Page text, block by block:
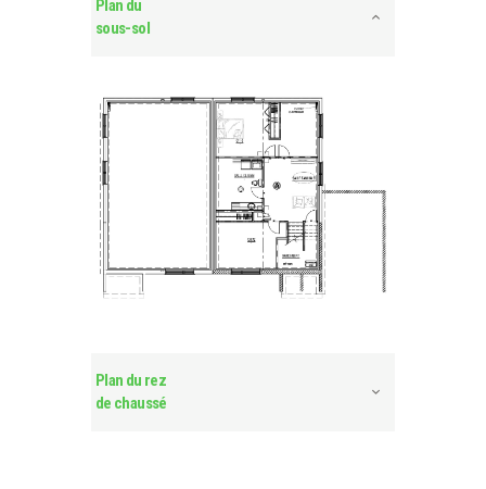
Plan du
sous-sol
Plan du rez
de chaussé